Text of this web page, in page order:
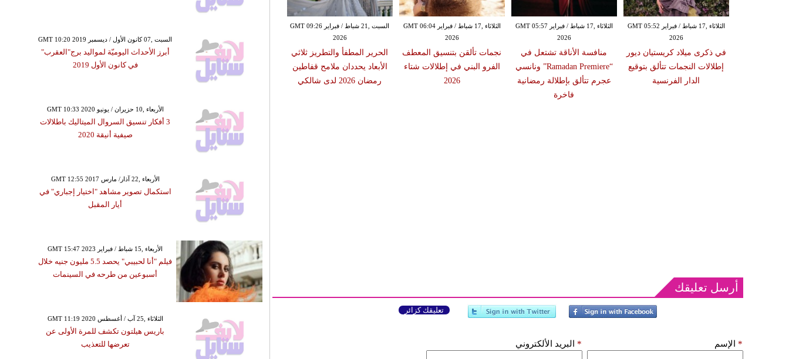
السبت ,21 شباط / فبراير GMT 09:26
2026
الحرير المطفأ والتطريز ثلاثي
الأبعاد يحددان ملامح قفاطين
رمضان 2026 لدى شالكي
الثلاثاء ,17 شباط / فبراير GMT 06:04
2026
نجمات تألقن بتنسيق المعطف
الفرو البني في إطلالات شتاء
2026
الثلاثاء ,17 شباط / فبراير GMT 05:57
2026
منافسة الأناقة تشتعل في
“Ramadan Premiere” ونانسي
عجرم تتألق بإطلالة رمضانية
فاخرة
الثلاثاء ,17 شباط / فبراير GMT 05:52
2026
في ذكرى ميلاد كريستيان ديور
إطلالات النجمات تتألق بتوقيع
الدار الفرنسية
أرسل تعليقك
تعليقك كزائر
الإسم * البريد الألكتروني *
GMT 10:20 2019 السبت ,07 كانون الأول / ديسمبر
أبرز الأحداث اليوميّة لمواليد برج"العقرب"
في كانون الأول 2019
GMT 10:33 2020 الأربعاء ,10 حزيران / يونيو
3 أفكار تنسيق السروال الميتاليك باطلالات
صيفية أنيقة 2020
GMT 12:55 2017 الأربعاء ,22 آذار/ مارس
استكمال تصوير مشاهد "اختيار إجباري" في
أيار المقبل
GMT 15:47 2023 الأربعاء ,15 شباط / فبراير
فيلم "أنا لحبيبي" يحصد 5.5 مليون جنيه خلال
أسبوعين من طرحه في السينمات
GMT 11:19 2020 الثلاثاء ,25 آب / أغسطس
باريس هيلتون تكشف للمرة الأولى عن
تعرضها للتعذيب